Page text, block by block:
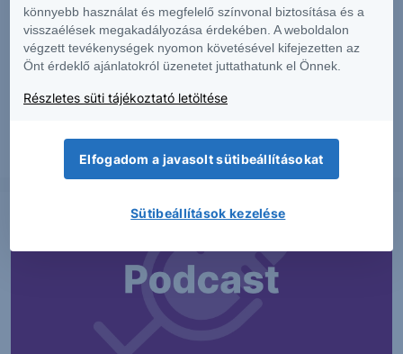
MTel: Változatlan második negyedéves
eredmény
PIACI HÍREK
2026. augusztus 6.
könnyebb használat és megfelelő színvonal biztosítása és a
visszaélések megakadályozása érdekében. A weboldalon
végzett tevékenységek nyomon követésével kifejezetten az
Önt érdeklő ajánlatokról üzenetet juttathatunk el Önnek.
Részletes süti tájékoztató letöltése
Elfogadom a javasolt sütibeállításokat
Sütibeállítások kezelése